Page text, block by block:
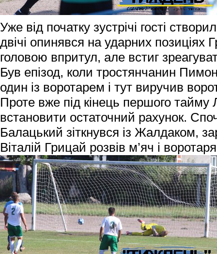
Уже від початку зустрічі гості
двічі опинявся на ударних позиціях
головою впритул, але встиг
Був епізод, коли тростянчанин
один із воротарем і тут виручив
Проте вже під кінець першого
встановити остаточний рахунок.
Балацький зіткнувся із Жалдаком,
Віталій Грицай розвів м’яч і